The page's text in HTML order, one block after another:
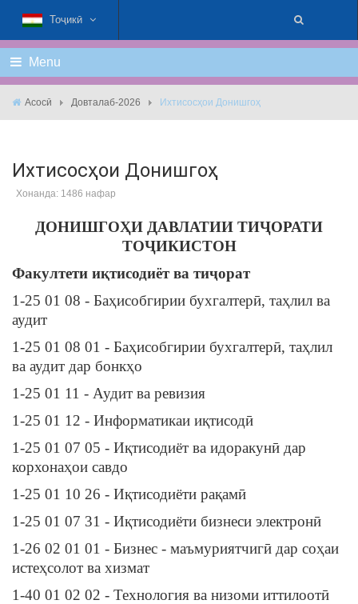
Тоҷикӣ
Menu
Асосӣ Довталаб-2026 Ихтисосҳои Донишгоҳ
Ихтисосҳои Донишгоҳ
Хонанда: 1486 нафар
ДОНИШГОҲИ ДАВЛАТИИ ТИҶОРАТИ
ТОҶИКИСТОН
Факултети иқтисодиёт ва тиҷорат
1-25 01 08 - Баҳисобгирии бухгалтерӣ, таҳлил ва
аудит
1-25 01 08 01 - Баҳисобгирии бухгалтерӣ, таҳлил
ва аудит дар бонкҳо
1-25 01 11 - Аудит ва ревизия
1-25 01 12 - Информатикаи иқтисодӣ
1-25 01 07 05 - Иқтисодиёт ва идоракунӣ дар
корхонаҳои савдо
1-25 01 10 26 - Иқтисодиёти рақамӣ
1-25 01 07 31 - Иқтисодиёти бизнеси электронӣ
1-26 02 01 01 - Бизнес - маъмуриятчигӣ дар соҳаи
истеҳсолот ва хизмат
1-40 01 02 02 - Технология ва низоми иттилоотӣ